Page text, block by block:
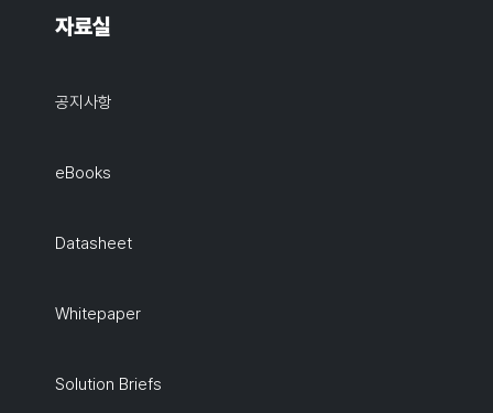
자료실
공지사항
eBooks
Datasheet
Whitepaper
Solution Briefs